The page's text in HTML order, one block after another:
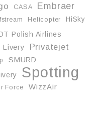
CASA Embraer
Helicopter HiSky
Polish Airlines
Livery Privatejet
SMURD
Spotting
Force
WizzAir